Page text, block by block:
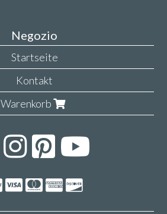
Negozio
Startseite
Kontakt
Warenkorb